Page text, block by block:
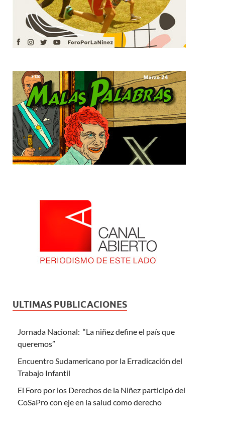
ULTIMAS PUBLICACIONES
Jornada Nacional: “La niñez define el país que
queremos”
Encuentro Sudamericano por la Erradicación del
Trabajo Infantil
El Foro por los Derechos de la Niñez participó del
CoSaPro con eje en la salud como derecho